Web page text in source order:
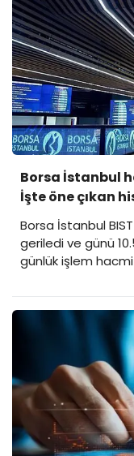
Borsa İstanbul
İşte öne çıkan
Borsa İstanbul
geriledi ve günü
günlük işlem
yandan, günün
belli oldu. İşte